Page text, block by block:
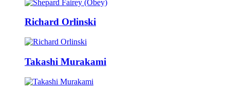
Richard Orlinski
Takashi Murakami